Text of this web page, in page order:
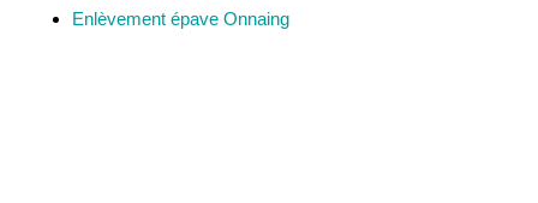
Enlèvement épave Onnaing